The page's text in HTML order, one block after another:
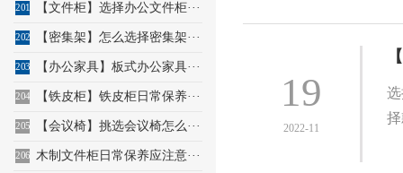
201 【文件柜】选择办公文件柜···
202 【密集架】怎么选择密集架···
203 【办公家具】板式办公家具···
204 【铁皮柜】铁皮柜日常保养···
205 【会议椅】挑选会议椅怎么···
206 木制文件柜日常保养应注意···
19
2022-11